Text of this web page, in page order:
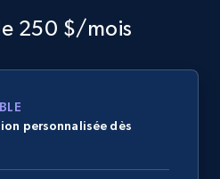
250 $/mois
personnalisée dès